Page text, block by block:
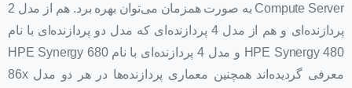
Compute Server به صورت همزمان می‌توان بهره برد. هم از مدل 2
پردازنده‌ای و هم از مدل 4 پردازنده‌ای که مدل دو پردازنده‌ای با نام
HPE Synergy 480 و مدل 4 پردازنده‌ای با نام HPE Synergy 680
معرفی گردیده‌اند همچنین معماری پردازنده‌ها در هر دو مدل 86x